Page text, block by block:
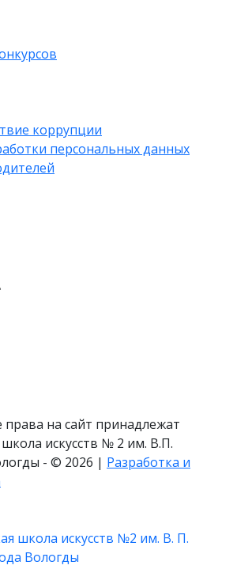
коррупции
персональных данных
на сайт принадлежат
искусств № 2 им. В.П.
- © 2026 | Разработка и